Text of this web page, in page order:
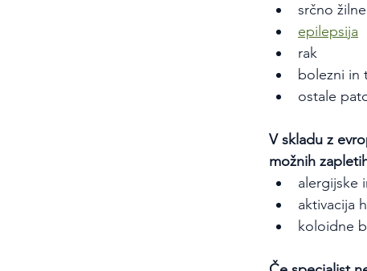
srčno
epilepsija
rak
bolezni in
ostale
V skladu z
možnih
alergijske
aktivacija
koloidne